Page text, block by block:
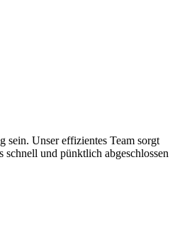
sein. Unser effizientes Team sorgt
schnell und pünktlich abgeschlossen